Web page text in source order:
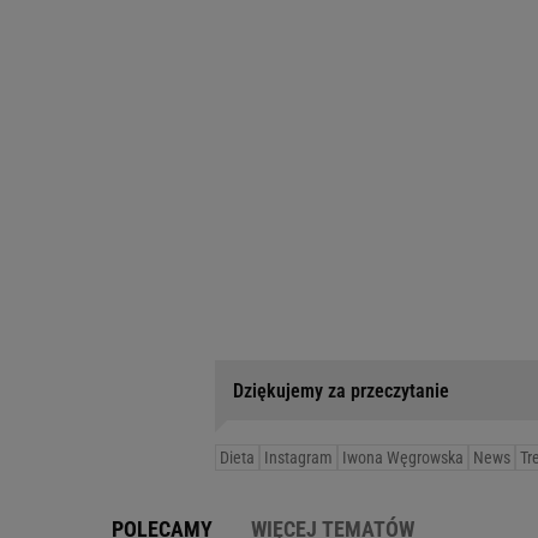
Dziękujemy za przeczytanie
Dieta Instagram Iwona Węgrowska News
POLECAMY WIĘCEJ TEMATÓW